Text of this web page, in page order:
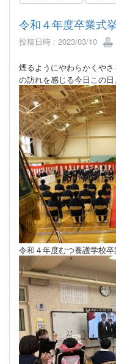
令和４年度卒業式挙
投稿日時 : 2023/03/10
煙るようにやわらかくや
の訪れを感じる今日この日。
令和４年度むつ養護学校卒